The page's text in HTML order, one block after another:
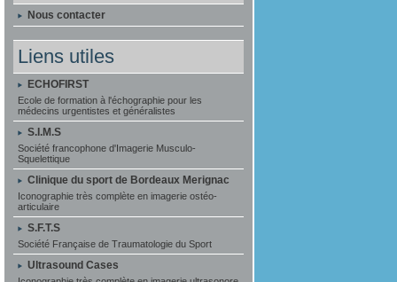
Nous contacter
Liens utiles
ECHOFIRST
Ecole de formation à l'échographie pour les
médecins urgentistes et généralistes
S.I.M.S
Société francophone d'Imagerie Musculo-
Squelettique
Clinique du sport de Bordeaux Merignac
Iconographie très complète en imagerie ostéo-
articulaire
S.F.T.S
Société Française de Traumatologie du Sport
Ultrasound Cases